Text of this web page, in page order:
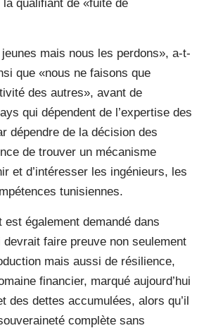
qualifiant de «fuite de
mais nous les perdons», a-t-
que «nous ne faisons que
des autres», avant de
qui dépendent de l’expertise des
dépendre de la décision des
de trouver un mécanisme
et d’intéresser les ingénieurs, les
tunisiennes.
est également demandé dans
devrait faire preuve non seulement
mais aussi de résilience,
financier, marqué aujourd’hui
des dettes accumulées, alors qu’il
complète sans